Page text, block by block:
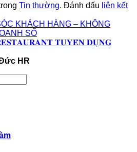
Tin thường. Đánh dấu liên kết
KHÁCH HÀNG – KHÔNG
SỐ
𝐓𝐔𝐘𝐄̂̉𝐍 𝐃𝐔̣𝐍𝐆
HR